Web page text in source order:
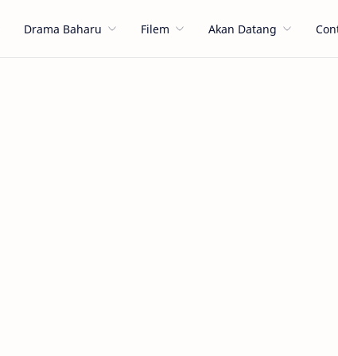
Drama Baharu Filem Akan Datang